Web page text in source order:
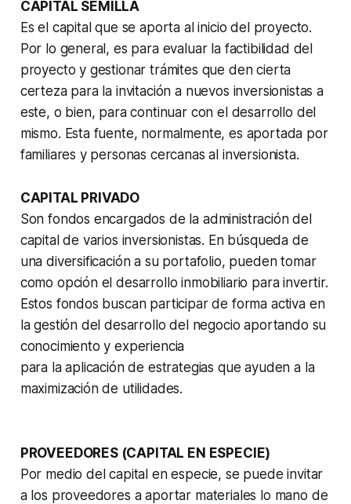
CAPITAL SEMILLA
Es el capital que se aporta al inicio del proyecto.
Por lo general, es para evaluar la factibilidad del
proyecto y gestionar trámites que den cierta
certeza para la invitación a nuevos inversionistas a
este, o bien, para continuar con el desarrollo del
mismo. Esta fuente, normalmente, es aportada por
familiares y personas cercanas al inversionista.
CAPITAL PRIVADO
Son fondos encargados de la administración del
capital de varios inversionistas. En búsqueda de
una diversificación a su portafolio, pueden tomar
como opción el desarrollo inmobiliario para invertir.
Estos fondos buscan participar de forma activa en
la gestión del desarrollo del negocio aportando su
conocimiento y experiencia
para la aplicación de estrategias que ayuden a la
maximización de utilidades.
PROVEEDORES (CAPITAL EN ESPECIE)
Por medio del capital en especie, se puede invitar
a los proveedores a aportar materiales lo mano de